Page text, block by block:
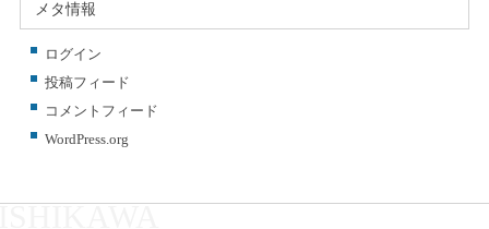
メタ情報
ログイン
投稿フィード
コメントフィード
WordPress.org